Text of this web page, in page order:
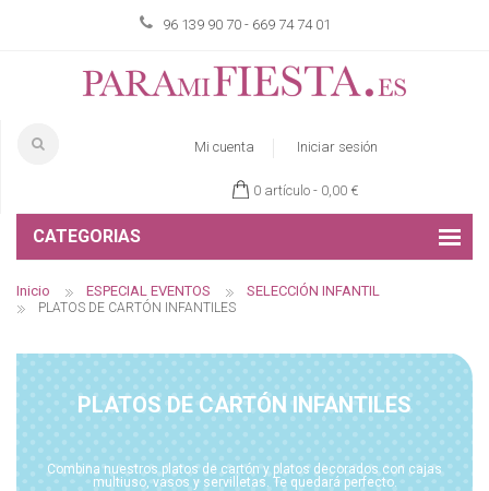
96 139 90 70 - 669 74 74 01
Mi cuenta Iniciar sesión
0 artículo - 0,00 €
CATEGORIAS
Inicio ESPECIAL EVENTOS SELECCIÓN INFANTIL
PLATOS DE CARTÓN INFANTILES
PLATOS DE CARTÓN INFANTILES
Combina nuestros platos de cartón y platos decorados con cajas
multiuso, vasos y servilletas. Te quedará perfecto.